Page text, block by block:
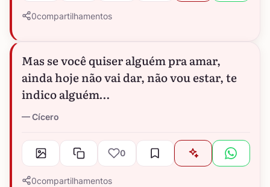
0compartilhamentos
Mas se você quiser alguém pra amar,
ainda hoje não vai dar, não vou estar, te
indico alguém…
Cícero
0
0compartilhamentos